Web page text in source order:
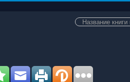
Искать...